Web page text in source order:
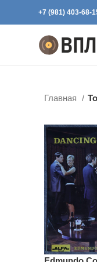
+7 (981) 403-68-
Главная